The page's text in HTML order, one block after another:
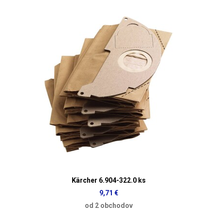
Kärcher 6.904-322.0 ks
9,71 €
od 2 obchodov